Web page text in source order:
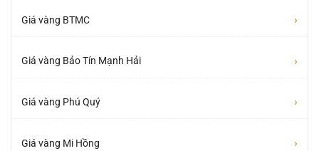
Giá vàng BTMC ›
Giá vàng Bảo Tín Mạnh Hải ›
Giá vàng Phú Quý ›
Giá vàng Mi Hồng ›